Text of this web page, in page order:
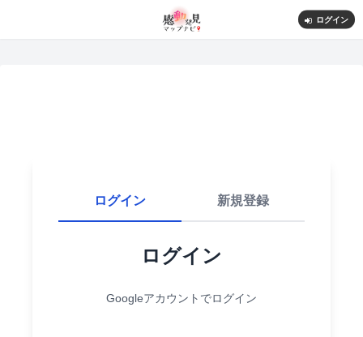
ログイン
ログイン 新規登録
ログイン
Googleアカウントでログイン